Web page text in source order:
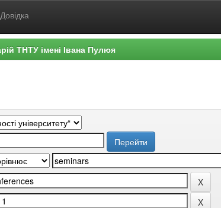
Довідка
ТНТУ імені Івана Пулюя